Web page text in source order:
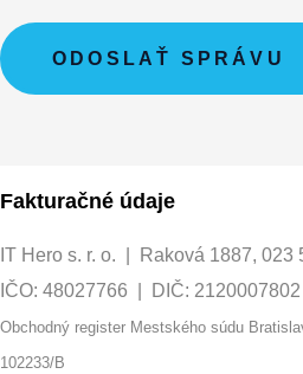
ODOSLAŤ SPRÁVU
Fakturačné údaje
IT Hero s. r. o. | Raková 1887, 023
IČO: 48027766 | DIČ: 2120007802
Obchodný register Mestského súdu
102233/B